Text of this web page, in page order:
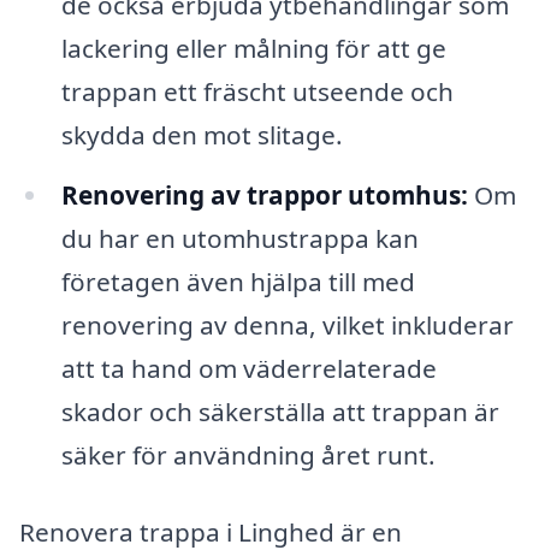
lackering eller målning för att ge
trappan ett fräscht utseende och
skydda den mot slitage.
Renovering av trappor utomhus: Om
du har en utomhustrappa kan
företagen även hjälpa till med
renovering av denna, vilket inkluderar
att ta hand om väderrelaterade
skador och säkerställa att trappan är
säker för användning året runt.
Renovera trappa i Linghed är en